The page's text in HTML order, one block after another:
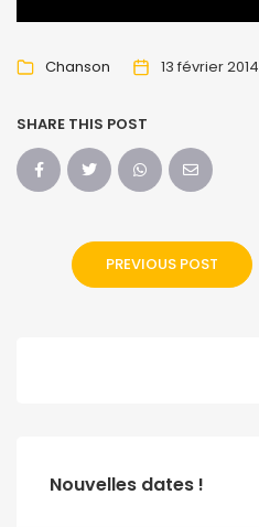
Chanson 13 février 2014
SHARE THIS POST
PREVIOUS POST
Nouvelles dates !